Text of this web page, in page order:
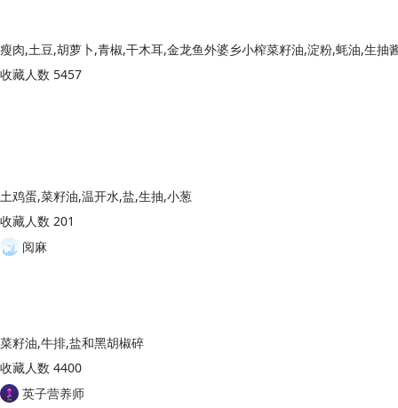
收藏人数 5457
土鸡蛋,菜籽油,温开水,盐,生抽,小葱
收藏人数 201
阅麻
菜籽油,牛排,盐和黑胡椒碎
收藏人数 4400
英子营养师